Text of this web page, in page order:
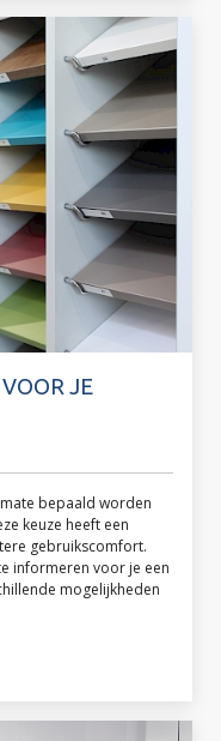
JE
bepaald worden
keuze heeft een
gebruikscomfort.
informeren voor je een
mogelijkheden